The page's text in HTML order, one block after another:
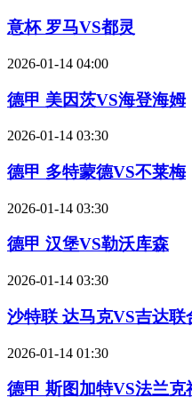
意杯 罗马VS都灵
2026-01-14 04:00
德甲 美因茨VS海登海姆
2026-01-14 03:30
德甲 多特蒙德VS不莱梅
2026-01-14 03:30
德甲 汉堡VS勒沃库森
2026-01-14 03:30
沙特联 达马克VS吉达联
2026-01-14 01:30
德甲 斯图加特VS法兰克